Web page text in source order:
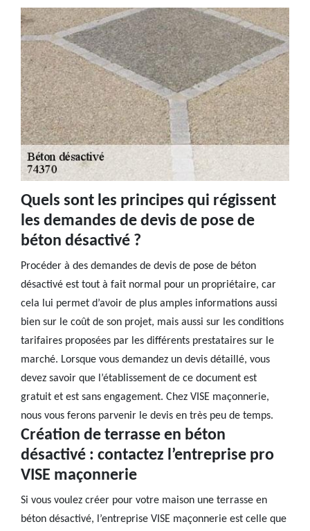
Quels sont les principes qui régissent
les demandes de devis de pose de
béton désactivé ?
Procéder à des demandes de devis de pose de béton
désactivé est tout à fait normal pour un propriétaire, car
cela lui permet d’avoir de plus amples informations aussi
bien sur le coût de son projet, mais aussi sur les conditions
tarifaires proposées par les différents prestataires sur le
marché. Lorsque vous demandez un devis détaillé, vous
devez savoir que l’établissement de ce document est
gratuit et est sans engagement. Chez VISE maçonnerie,
nous vous ferons parvenir le devis en très peu de temps.
Création de terrasse en béton
désactivé : contactez l’entreprise pro
VISE maçonnerie
Si vous voulez créer pour votre maison une terrasse en
béton désactivé, l’entreprise VISE maçonnerie est celle que